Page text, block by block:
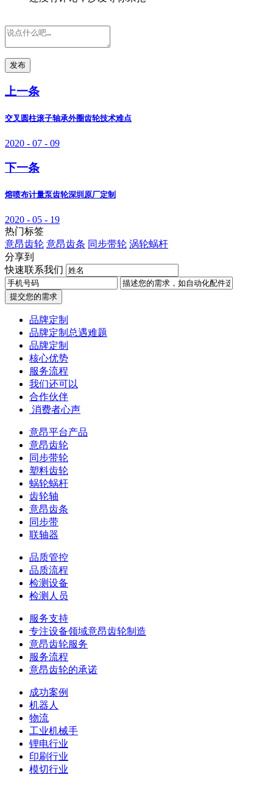
发布
上一条
交叉圆柱滚子轴承外圈齿轮技术难点
2020 - 07 - 09
下一条
熔喷布计量泵齿轮深圳原厂定制
2020 - 05 - 19
热门标签
意昂齿轮 意昂齿条 同步带轮 涡轮蜗杆
分享到
快速联系我们
提交您的需求
品牌定制
品牌定制总遇难题
品牌定制
核心优势
服务流程
我们还可以
合作伙伴
​ 消费者心声
意昂平台产品
意昂齿轮
同步带轮
塑料齿轮
蜗轮蜗杆
齿轮轴
意昂齿条
同步带
联轴器
品质管控
品质流程
检测设备
检测人员
服务支持
专注设备领域意昂齿轮制造
意昂齿轮服务
服务流程
意昂齿轮的承诺
成功案例
机器人
物流
工业机械手
锂电行业
印刷行业
模切行业